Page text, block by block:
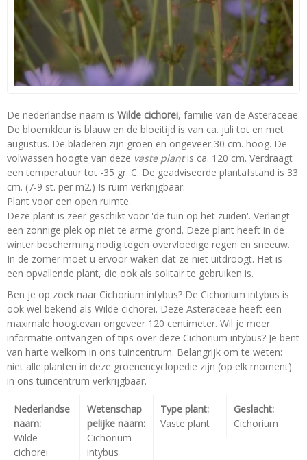
De nederlandse naam is Wilde cichorei, familie van de Asteraceae.
De bloemkleur is blauw en de bloeitijd is van ca. juli tot en met
augustus. De bladeren zijn groen en ongeveer 30 cm. hoog. De
volwassen hoogte van deze vaste plantis ca. 120 cm. Verdraagt
een temperatuur tot -35 gr. C. De geadviseerde plantafstand is 33
cm. (7-9 st. per m2.) Is ruim verkrijgbaar.
Plant voor een open ruimte.
Deze plant is zeer geschikt voor 'de tuin op het zuiden'. Verlangt
een zonnige plek op niet te arme grond. Deze plant heeft in de
winter bescherming nodig tegen overvloedige regen en sneeuw.
In de zomer moet u ervoor waken dat ze niet uitdroogt. Het is
een opvallende plant, die ook als solitair te gebruiken is.
Ben je op zoek naar Cichorium intybus? De Cichorium intybus is
ook wel bekend als Wilde cichorei. Deze Asteraceae heeft een
maximale hoogtevan ongeveer 120 centimeter. Wil je meer
informatie ontvangen of tips over deze Cichorium intybus? Je bent
van harte welkom in ons tuincentrum. Belangrijk om te weten:
niet alle planten in deze groenencyclopedie zijn (op elk moment)
in ons tuincentrum verkrijgbaar.
Nederlandse
naam:
Wilde
cichorei
Wetenschap
pelijke naam:
Cichorium
intybus
Type plant:
Vaste plant
Geslacht:
Cichorium